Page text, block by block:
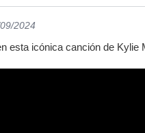
2024
esta icónica canción de